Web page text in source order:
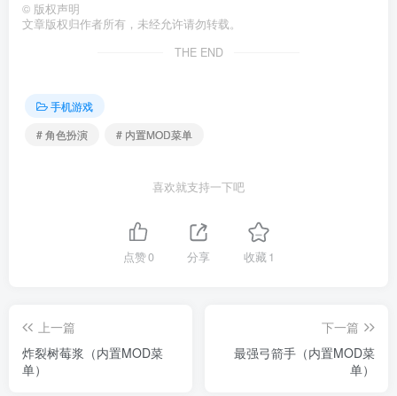
© 版权声明
文章版权归作者所有，未经允许请勿转载。
THE END
手机游戏
# 角色扮演
# 内置MOD菜单
喜欢就支持一下吧
点赞0 分享 收藏1
上一篇
炸裂树莓浆（内置MOD菜
单）
下一篇
最强弓箭手（内置MOD菜
单）